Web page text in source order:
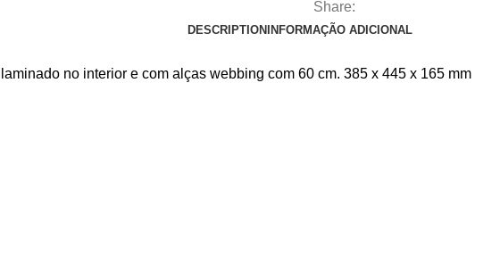
Share:
DESCRIPTION INFORMAÇÃO ADICIONAL
no interior e com alças webbing com 60 cm. 385 x 445 x 165 mm